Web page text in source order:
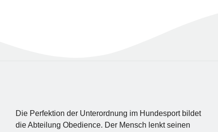
Die Perfektion der Unterordnung im Hundesport bildet
die Abteilung Obedience. Der Mensch lenkt seinen